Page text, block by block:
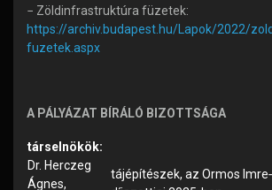
− Zöldinfrastruktúra füzetek:
https://archiv.budapest.hu/Lapok/2022/
fuzetek.aspx
A PÁLYÁZAT BÍRÁLÓ BIZOTTSÁGA
társelnökök:
Dr. Herczeg
Ágnes,
tájépítészek, az Ormos